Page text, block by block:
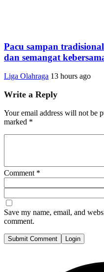
Pacu sampan
dan semangat
Liga Olahraga 13 hours ago
Write a Reply
Your email address will not be
marked *
Comment*
Save my name, email, and
comment.
Submit Comment Login